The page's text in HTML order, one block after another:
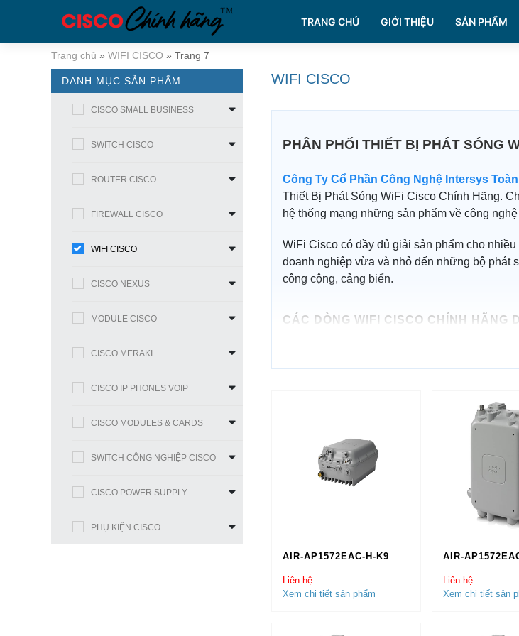
TRANG CHỦ GIỚI THIỆU SẢN PHẨM
Trang chủ » WIFI CISCO » Trang 7
WIFI CISCO
PHÂN PHỐI THIẾT BỊ PHÁT SÓNG
Công Ty Cổ Phần Công Nghệ Intersys
Thiết Bị Phát Sóng WiFi Cisco Chính Hãng.
hệ thống mạng những sản phẩm về công
WiFi Cisco có đầy đủ giải sản phẩm cho
doanh nghiệp vừa và nhỏ đến những bộ phát
công cộng, cảng biển.
CÁC DÒNG WIFI CISCO CHÍNH HÃNG
WiFi Cisco C9115 Series
WiFi Cisco C9130 Series
WiFi Cisco C9136 Series
WiFi Cisco C9162 Series
WiFi Cisco C9163 Series
WiFi Cisco C9176 Series
WiFi Cisco C9178 Series
AIR-AP1572EAC-H-K9
Liên hệ
Xem chi tiết sản phẩm
AIR-
Liên hệ
Xem chi tiết sản
DANH MỤC SẢN PHẨM
CISCO SMALL BUSINESS
SWITCH CISCO
ROUTER CISCO
FIREWALL CISCO
WIFI CISCO
CISCO NEXUS
MODULE CISCO
CISCO MERAKI
CISCO IP PHONES VOIP
CISCO MODULES & CARDS
SWITCH CÔNG NGHIỆP CISCO
CISCO POWER SUPPLY
PHỤ KIỆN CISCO